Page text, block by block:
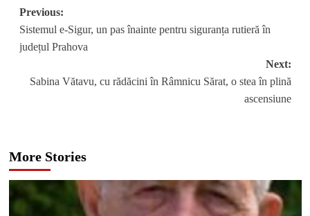
Post
navigation
Previous:
Sistemul e-Sigur, un pas înainte pentru siguranța rutieră în
județul Prahova
Next:
Sabina Vătavu, cu rădăcini în Râmnicu Sărat, o stea în plină
ascensiune
More Stories